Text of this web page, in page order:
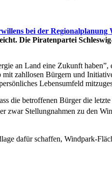
bei der Regionalplanung
Die Piratenpartei
an Land eine Zukunft
zahllosen Bürgern und
Lebensumfeld
die betroffenen Bürger die
zwar Stellungnahmen zu den
dafür schaffen, Windpark-